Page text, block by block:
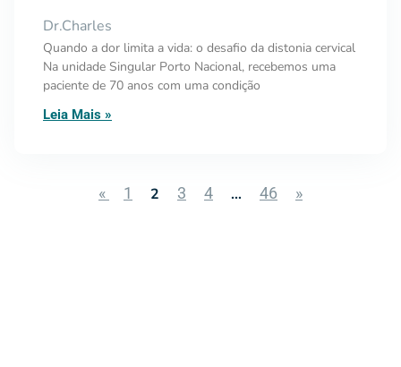
Dr.Charles
Quando a dor limita a vida: o desafio da distonia cervical
Na unidade Singular Porto Nacional, recebemos uma
paciente de 70 anos com uma condição
Leia Mais »
« 1 2 3 4 … 46 »